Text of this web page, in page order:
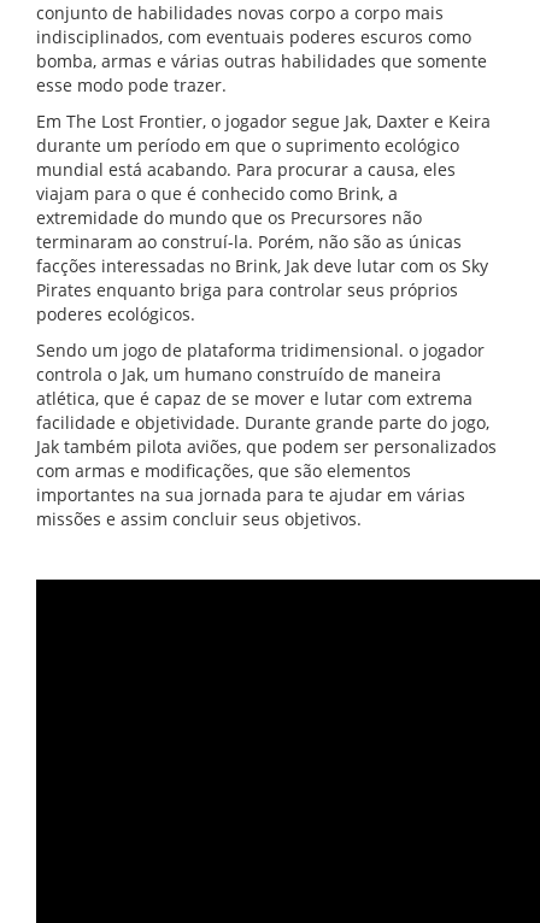
conjunto de habilidades novas corpo a corpo mais
indisciplinados, com eventuais poderes escuros como
bomba, armas e várias outras habilidades que somente
esse modo pode trazer.
Em The Lost Frontier, o jogador segue Jak, Daxter e Keira
durante um período em que o suprimento ecológico
mundial está acabando. Para procurar a causa, eles
viajam para o que é conhecido como Brink, a
extremidade do mundo que os Precursores não
terminaram ao construí-la. Porém, não são as únicas
facções interessadas no Brink, Jak deve lutar com os Sky
Pirates enquanto briga para controlar seus próprios
poderes ecológicos.
Sendo um jogo de plataforma tridimensional. o jogador
controla o Jak, um humano construído de maneira
atlética, que é capaz de se mover e lutar com extrema
facilidade e objetividade. Durante grande parte do jogo,
Jak também pilota aviões, que podem ser personalizados
com armas e modificações, que são elementos
importantes na sua jornada para te ajudar em várias
missões e assim concluir seus objetivos.